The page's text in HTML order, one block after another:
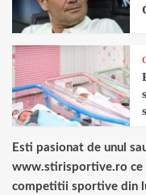
Esti pasionat de unul
www.stirisportive.ro ce
competitii sportive din